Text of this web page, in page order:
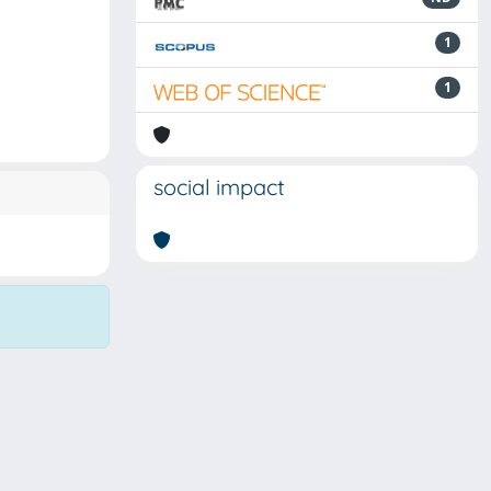
1
1
social impact